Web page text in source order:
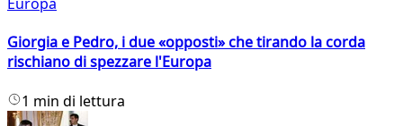
Giorgia e Pedro, i due «opposti» che tirando la corda
rischiano di spezzare l'Europa
1 min di lettura